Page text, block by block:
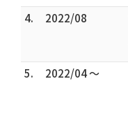
4.
2022/08
5.
2022/04 ～